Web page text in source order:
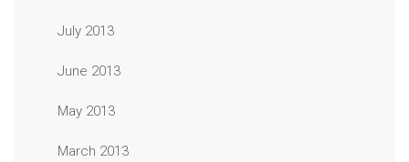
July 2013
June 2013
May 2013
March 2013